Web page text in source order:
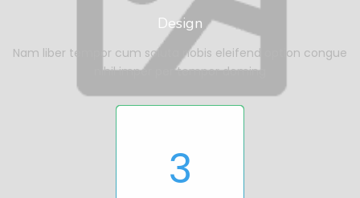
Design
Nam liber tempor cum soluta nobis eleifend option congue
nihil imper per tempor doming
3